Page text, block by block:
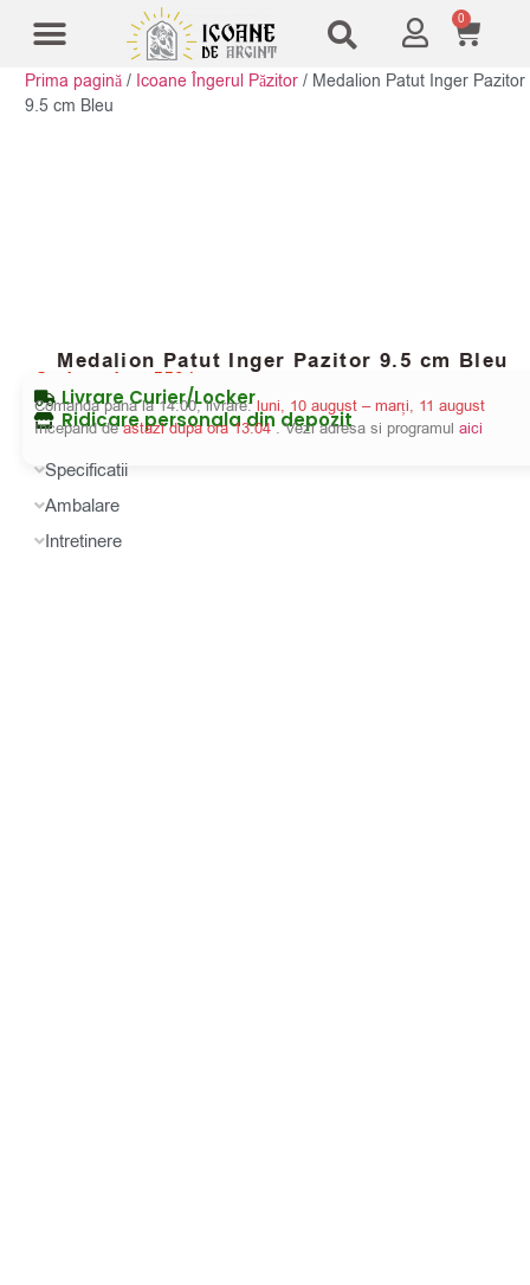
0
Prima pagină / Icoane Îngerul Păzitor / Medalion Patut Inger Pazitor
9.5 cm Bleu
Medalion Patut Inger Pazitor 9.5 cm Bleu
Cod produs: 5534
Livrare Curier/Locker
Comanda pana la 14:00, livrare:luni, 10 august – marți, 11 august
Ridicare personala din depozit
Incepand deastazi dupa ora 13:04. Vezi adresa si programul aici
Specificatii
Ambalare
Intretinere